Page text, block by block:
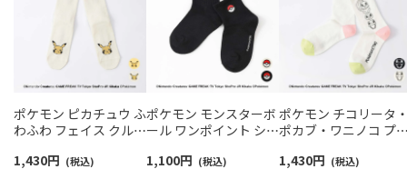
ポケモン ピカチュウ ふ
わふわ フェイス クルー
レディース 日本製
1,430円 (税込)
ポケモン モンスターボ
ール ワンポイント ショ
04147306
1,100円 (税込)
ポケモン チコリータ
ポカブ・ワニノコ プ
ル ソックス レディー
1,430円 (税込)